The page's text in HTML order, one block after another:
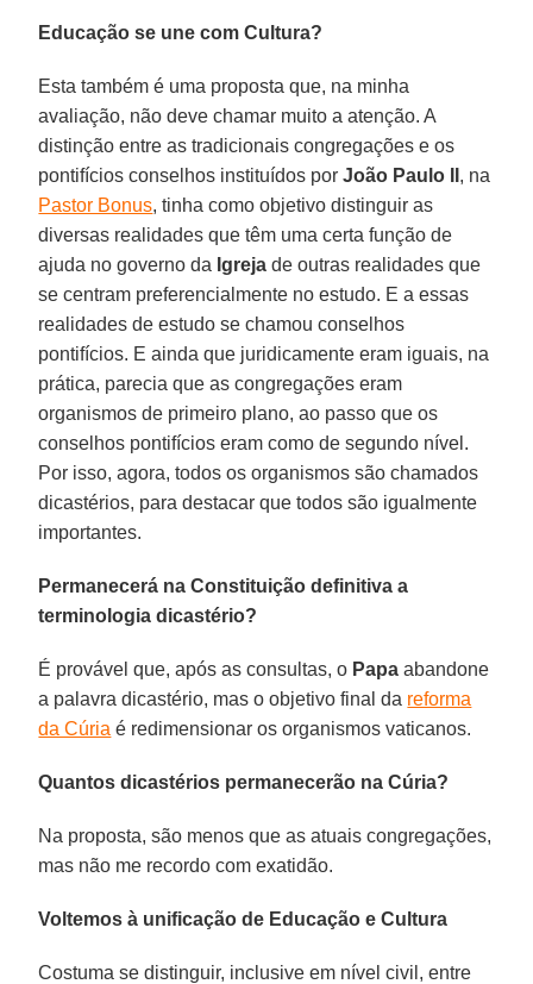
Educação se une com Cultura?
Esta também é uma proposta que, na minha
avaliação, não deve chamar muito a atenção. A
distinção entre as tradicionais congregações e os
pontifícios conselhos instituídos porJoão Paulo II , na
Pastor Bonus, tinha como objetivo distinguir as
diversas realidades que têm uma certa função de
ajuda no governo da Igreja de outras realidades que
se centram preferencialmente no estudo. E a essas
realidades de estudo se chamou conselhos
pontifícios. E ainda que juridicamente eram iguais, na
prática, parecia que as congregações eram
organismos de primeiro plano, ao passo que os
conselhos pontifícios eram como de segundo nível.
Por isso, agora, todos os organismos são chamados
dicastérios, para destacar que todos são igualmente
importantes.
Permanecerá na Constituição definitiva a
terminologia dicastério?
É provável que, após as consultas, o Papa abandone
a palavra dicastério, mas o objetivo final da reforma
da Cúria é redimensionar os organismos vaticanos.
Quantos dicastérios permanecerão na Cúria?
Na proposta, são menos que as atuais congregações,
mas não me recordo com exatidão.
Voltemos à unificação de Educação e Cultura
Costuma se distinguir, inclusive em nível civil, entre